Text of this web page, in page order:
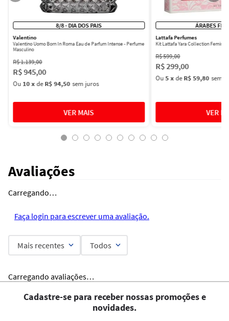
8/8 - DIA DOS PAIS
Valentino
Valentino Uomo Born In Roma Eau de Parfum Intense - Perfume
Masculino
R$1.139,00
R$945,00
Ou 10xdeR$ 94,50 sem juros
ÁRABES
Lattafa Perfumes
Kit Lattafa Yara Collection
R$599,00
R$299,00
Ou5xdeR$ 59,80 sem
Avaliações
Carregando…
Faça login para escrever uma avaliação.
Mais recentes Todos
Carregando avaliações…
Cadastre-se para receber nossas promoções e
novidades.